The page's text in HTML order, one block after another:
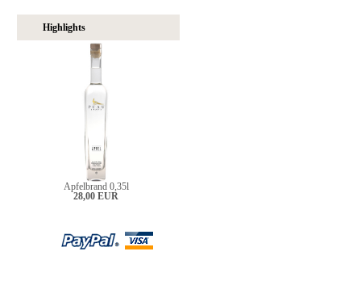
Highlights
Apfelbrand 0,35l
28,00 EUR